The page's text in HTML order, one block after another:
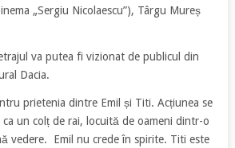
„Sergiu Nicolaescu”), Târgu Mureș
va putea fi vizionat de publicul din
Dacia.
prietenia dintre Emil și Titi. Acțiunea se
un colț de rai, locuită de oameni dintr-o
vedere. Emil nu crede în spirite. Titi este